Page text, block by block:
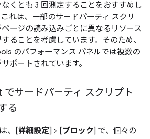
なくとも 3 回測定することをおすすめし
これは、一部のサードパーティ スクリ
ページの読み込みごとに異なるリソース
ることを考慮しています。そのため、
のパフォーマンス パネルでは複数の
ポートされています。
でサードパーティ スクリプト
る
、[詳細設定] > [ブロック] で、個々の